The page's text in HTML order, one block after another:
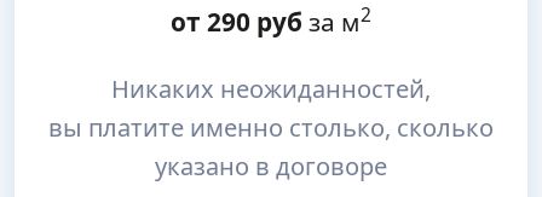
от 290 руб за м2
Никаких неожиданностей,
вы платите именно столько, сколько
указано в договоре